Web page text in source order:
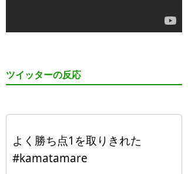
ツイッターの反応
よく勝ち点1を取りきれた
#kamatamare